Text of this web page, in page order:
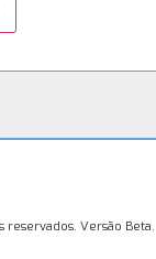
reservados. Versão Beta.